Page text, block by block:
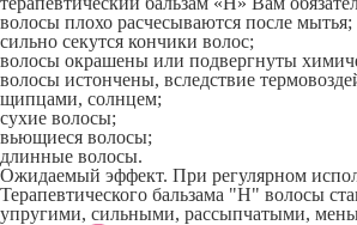
волосы плохо расчесываются после мытья;
сильно секутся кончики волос;
волосы окрашены или подвергнуты
волосы истончены, вследствие
щипцами, солнцем;
сухие волосы;
вьющиеся волосы;
длинные волосы.
Ожидаемый эффект. При регулярном
Терапевтического бальзама "Н" волосы
упругими, сильными, рассыпчатыми,